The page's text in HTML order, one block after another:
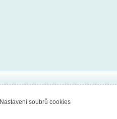
Nastavení soubrů cookies